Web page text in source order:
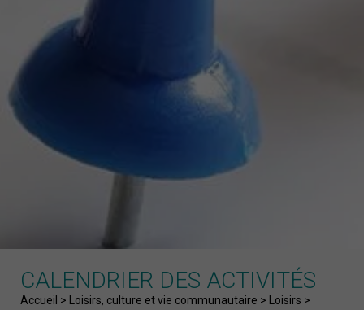
CALENDRIER DES ACTIVITÉS
Fil d'Ariane
Accueil > Loisirs, culture et vie communautaire > Loisirs >